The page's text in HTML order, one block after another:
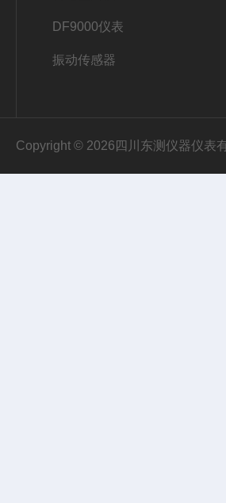
DF9000仪表
振动传感器
Copyright © 2026四川东测仪器仪表